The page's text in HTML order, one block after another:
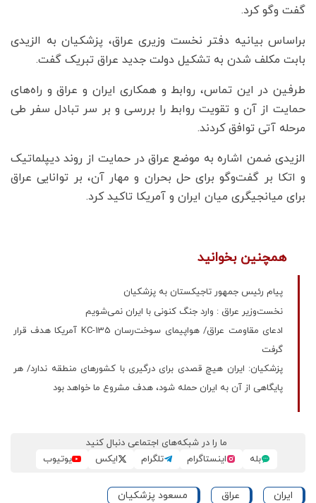
گفت وگو کرد.
براساس بیانیه دفتر نخست وزیری عراق، پزشکیان به الزیدی
بابت مکلف شدن به تشکیل دولت جدید عراق تبریک گفت.
طرفین در این تماس، روابط و همکاری ایران و عراق و راه‌های
حمایت از آن و تقویت روابط را بررسی و بر سر تبادل سفر طی
مرحله آتی توافق کردند.
الزیدی ضمن اشاره به موضع عراق در حمایت از روند دیپلماتیک
و اتکا بر گفت‌وگو برای حل بحران و مهار آن، بر توانایی عراق
برای میانجیگری میان ایران و آمریکا تاکید کرد.
همچنین بخوانید
پیام رئیس جمهور تاجیکستان به پزشکیان
نخست‌وزیر عراق : وارد جنگ کنونی با ایران نمی‌شویم
ادعای مقاومت عراق/ هواپیمای سوخت‌رسان KC-135 آمریکا هدف قرار
گرفت
پزشکیان: ایران هیچ قصدی برای درگیری با کشورهای منطقه ندارد/ هر
پایگاهی از آن به ایران حمله شود، هدف مشروع ما خواهد بود
ما را در شبکه‌های اجتماعی دنبال کنید
بله
اینستاگرام تلگرام ایکس یوتیوب
ایران عراق مسعود پزشكيان